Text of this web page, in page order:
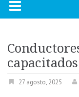
capacitados
27 agosto, 2025